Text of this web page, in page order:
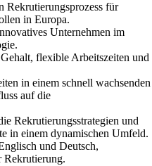
Rekrutierungsprozess für
in Europa.
Unternehmen im
flexible Arbeitszeiten und
in einem schnell wachsenden
auf die
Rekrutierungsstrategien und
in einem dynamischen Umfeld.
und Deutsch,
Rekrutierung.